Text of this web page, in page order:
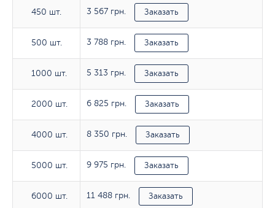
450 шт.
500 шт.
1000 шт.
2000 шт.
4000 шт.
5000 шт.
6000 шт.
450 шт. 3 567 грн. Заказать
500 шт. 3 788 грн. Заказать
1000 шт. 5 313 грн. Заказать
2000 шт. 6 825 грн. Заказать
4000 шт. 8 350 грн. Заказать
5000 шт. 9 975 грн. Заказать
6000 шт. 11 488 грн. Заказать